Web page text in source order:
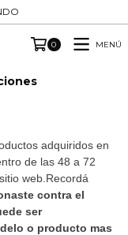
0 MENÚ
adquiridos en
de las 48 a 72
web.Recordá
contra el
ser
o producto mas